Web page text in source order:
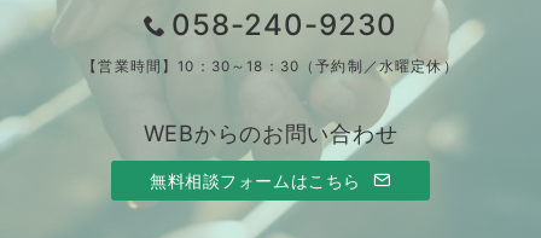
058-240-9230
【営業時間】10：30～18：30（予約制／水曜定休）
WEBからのお問い合わせ
無料相談フォームはこちら